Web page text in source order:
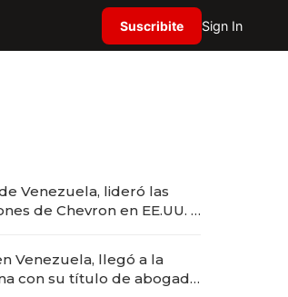
Suscribite Sign In
Venezuela, lideró las
de Chevron en EE.UU. y
Venezuela, llegó a la
con su título de abogado